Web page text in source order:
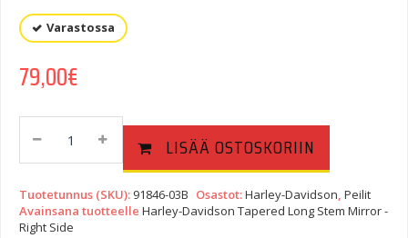
Varastossa
79,00€
Davidson
Long
Stem
Mirror
LISÄÄ OSTOSKORIIN
Tuotetunnus (SKU): 91846-03B Osastot:Harley-Davidson Peilit
Avainsana tuotteelle Harley-Davidson Tapered Long Stem Mirror -
Right Side